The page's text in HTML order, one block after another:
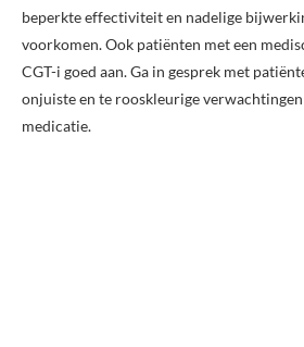
beperkte effectiviteit en nadelige
voorkomen. Ook patiënten met een
CGT-i goed aan. Ga in gesprek met
onjuiste en te rooskleurige
medicatie.